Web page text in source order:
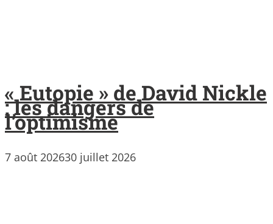
« Eutopie » de David Nickle
: les dangers de
l’optimisme
7 août 202630 juillet 2026